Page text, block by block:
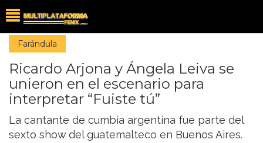
Farándula
Ricardo Arjona y Ángela Leiva se
unieron en el escenario para
interpretar “Fuiste tú”
La cantante de cumbia argentina fue parte del
sexto show del guatemalteco en Buenos Aires.